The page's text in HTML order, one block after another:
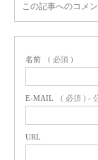
この記事へのコメ
名前 ( 必須 )
E-MAIL ( 必須 ) -
URL